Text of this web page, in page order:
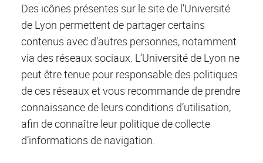
Des icônes présentes sur le site de l’Université
de Lyon permettent de partager certains
contenus avec d’autres personnes, notamment
via des réseaux sociaux. L’Université de Lyon ne
peut être tenue pour responsable des politiques
de ces réseaux et vous recommande de prendre
connaissance de leurs conditions d’utilisation,
afin de connaître leur politique de collecte
d’informations de navigation.